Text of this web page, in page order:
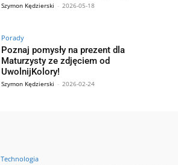
Szymon Kędzierski - 2026-05-18
Porady
Poznaj pomysły na prezent dla
Maturzysty ze zdjęciem od
UwolnijKolory!
Szymon Kędzierski - 2026-02-24
Technologia